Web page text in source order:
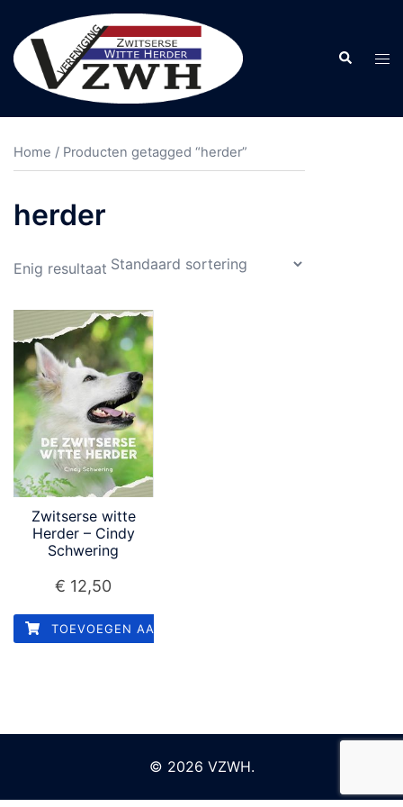
naar
de
Zoeken
Home / Producten getagged “herder”
herder
Enig resultaat
Zwitserse witte
Herder – Cindy
Schwering
€ 12,50
TOEVOEGEN AAN WINKELWAGEN
© 2026 VZWH.